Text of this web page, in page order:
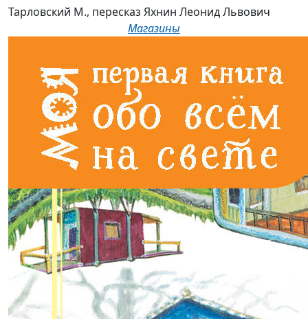
Тарловский М., пересказ Яхнин Леонид Львович
Магазины